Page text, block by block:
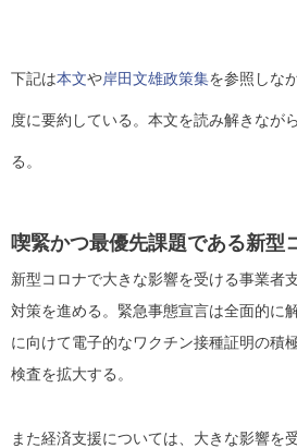
下記は本文や岸田文雄政策集を参照しな
度に要約している。本文を読み解きなが
る。
喫緊かつ最優先課題である新型
新型コロナで大きな影響を受ける事業者
対策を進める。緊急事態宣言は全面的に
に向けて電子的なワクチン接種証明の積
検査を拡大する。
また経済支援については、大きな影響を